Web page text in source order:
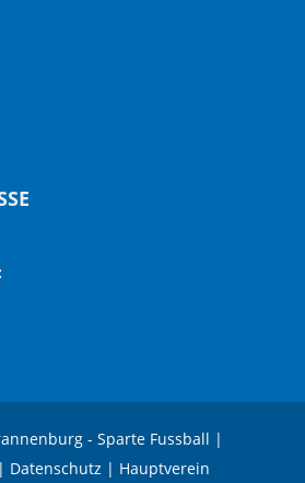
- Sparte Fussball |
| Datenschutz | Hauptverein